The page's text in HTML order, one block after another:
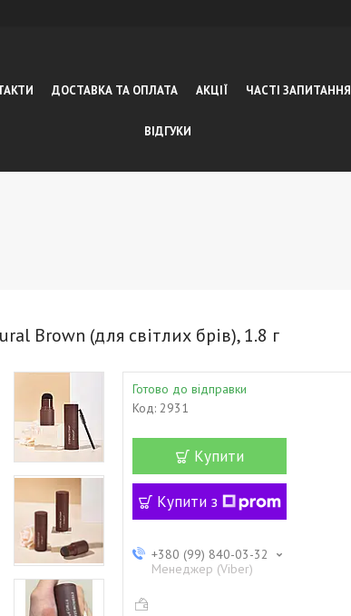
ДОСТАВКА ТА ОПЛАТА АКЦІЇ ЧАСТІ ЗАПИТАННЯ
ВІДГУКИ
Brown (для світлих брів), 1.8 г
Готово до відправки
Код: 2931
Купити
Купити з
+380 (99) 840-03-32
Менеджер (Viber)